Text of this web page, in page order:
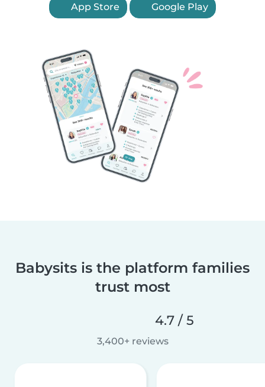
App Store Google Play
Babysits is the platform families
trust most
4.7 / 5
3,400+ reviews